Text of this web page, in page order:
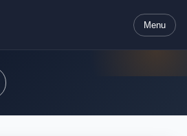
Menu